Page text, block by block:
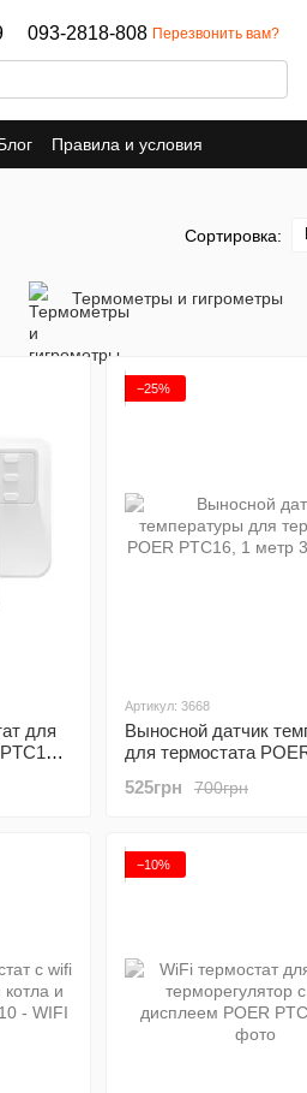
093-2818-808 Перезвонить вам?
Правила и условия
Сортировка:
Термометры и гигрометры
для
−25%
Артикул: 3668
Выносной датчик
для термостата
700грн
525грн
−10%